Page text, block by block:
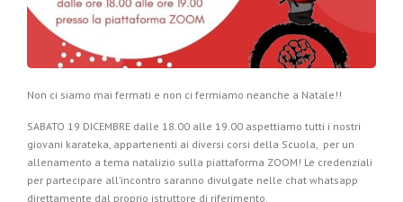
Non ci siamo mai fermati e non ci fermiamo neanche a Natale!!
SABATO 19 DICEMBRE dalle 18.00 alle 19.00 aspettiamo tutti i nostri
giovani karateka, appartenenti ai diversi corsi della Scuola, per un
allenamento a tema natalizio sulla piattaforma ZOOM! Le credenziali
per partecipare all’incontro saranno divulgate nelle chat whatsapp
direttamente dal proprio istruttore di riferimento.